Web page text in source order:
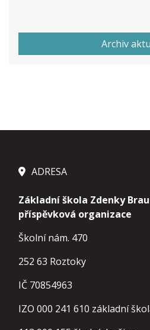
Archiv
ADRESA
Základní škola Zdenky
příspěvková organizace
Školní nám. 470
252 63 Roztoky
IČ 70854963
IZO 000 241 610 základní